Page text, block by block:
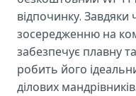
відпочинку.
зосередженню на
забезпечує плавну
робить його
ділових мандрівників.